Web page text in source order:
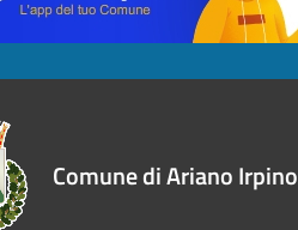
Comune di Ariano Irpino